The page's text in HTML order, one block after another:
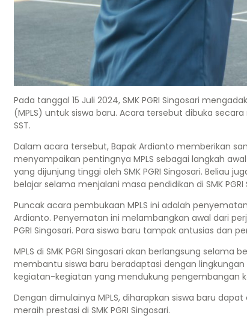
Pada tanggal 15 Juli 2024, SMK PGRI Singosari
(MPLS) untuk siswa baru. Acara tersebut dibuka secara
SST.
Dalam acara tersebut, Bapak Ardianto memberikan
menyampaikan pentingnya MPLS sebagai langkah
yang dijunjung tinggi oleh SMK PGRI Singosari. Beliau
belajar selama menjalani masa pendidikan di SMK PGRI
Puncak acara pembukaan MPLS ini adalah
Ardianto. Penyematan ini melambangkan awal dari
PGRI Singosari. Para siswa baru tampak antusias
MPLS di SMK PGRI Singosari akan berlangsung
membantu siswa baru beradaptasi dengan
kegiatan-kegiatan yang mendukung pengembangan
Dengan dimulainya MPLS, diharapkan siswa baru
meraih prestasi di SMK PGRI Singosari.